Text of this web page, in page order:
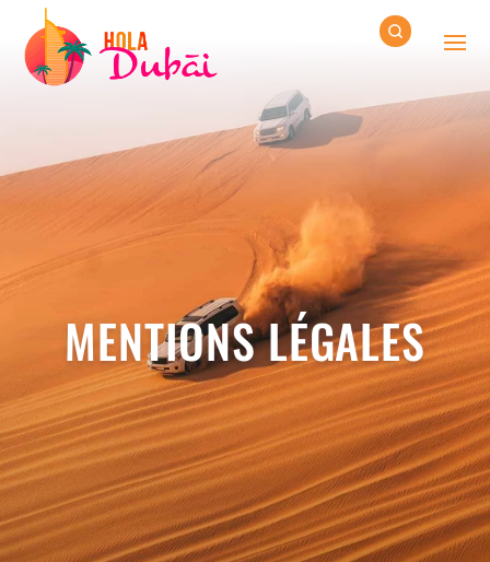
MENTIONS LÉGALES